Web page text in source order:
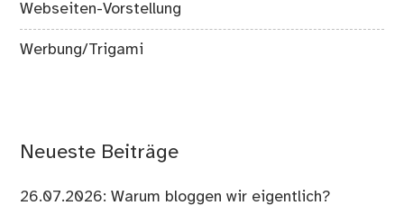
Webseiten-Vorstellung
Werbung/Trigami
Neueste Beiträge
26.07.2026: Warum bloggen wir eigentlich?